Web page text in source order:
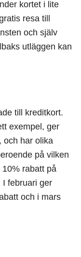
kortet i lite
resa till
och själv
utläggen kan
till kreditkort.
exempel, ger
och har olika
på vilken
rabatt på
I februari ger
och i mars